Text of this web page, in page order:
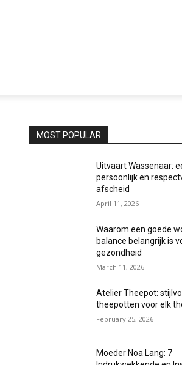
MOST POPULAR
Uitvaart Wassenaar:
persoonlijk en
afscheid
April 11, 2026
Waarom een goede
balance belangrijk is
gezondheid
March 11, 2026
Atelier Theepot:
theepotten voor elk
February 25, 2026
Moeder Noa Lang: 7